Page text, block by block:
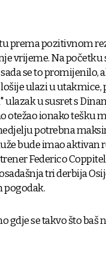
prema pozitivnom
vrijeme. Na
se to promijenilo,
ulazi u utakmice,
ulazak u susret s
otežao ionako tešku
potrebna
bude imao aktivan
Federico
tri derbija
pogodak.
gdje se takvo što baš